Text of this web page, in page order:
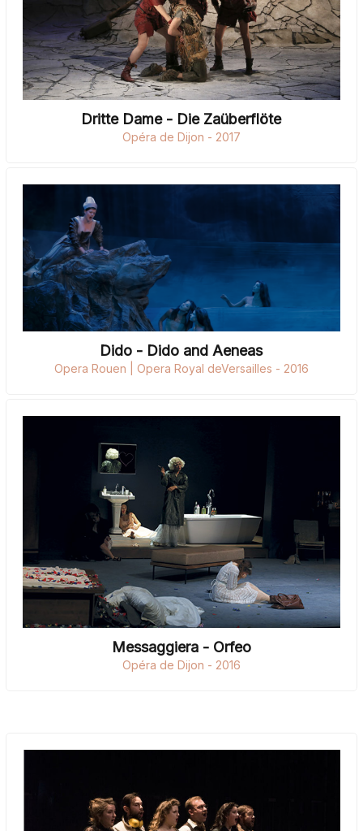
Dritte Dame - Die Zaüberflöte
Opéra de Dijon - 2017
Dido - Dido and Aeneas
Opera Rouen | Opera Royal deVersailles - 2016
Messaggiera - Orfeo
Opéra de Dijon - 2016